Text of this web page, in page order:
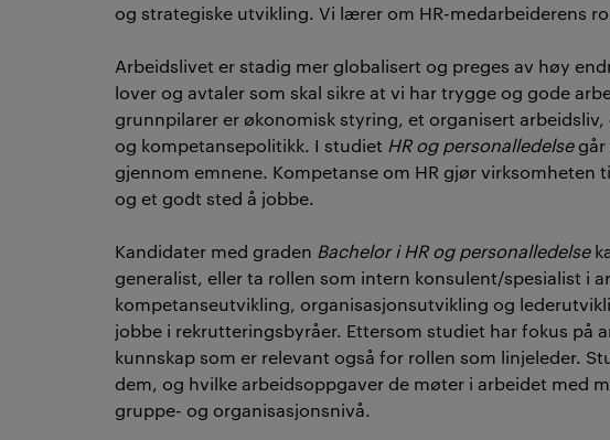
og strategiske utvikling. Vi lærer om HR-medarbeiderens
Arbeidslivet er stadig mer globalisert og preges av høy
lover og avtaler som skal sikre at vi har trygge og gode
grunnpilarer er økonomisk styring, et organisert
og kompetansepolitikk. I studiet HR og personalledelsegår
gjennom emnene. Kompetanse om HR gjør
og et godt sted å jobbe.
Kandidater med graden Bachelor i HR og personalledelse
generalist, eller ta rollen som intern konsulent/spesialist i
kompetanseutvikling, organisasjonsutvikling og
jobbe i rekrutteringsbyråer. Ettersom studiet har fokus på
kunnskap som er relevant også for rollen som linjeleder.
dem, og hvilke arbeidsoppgaver de møter i arbeidet med
gruppe- og organisasjonsnivå.